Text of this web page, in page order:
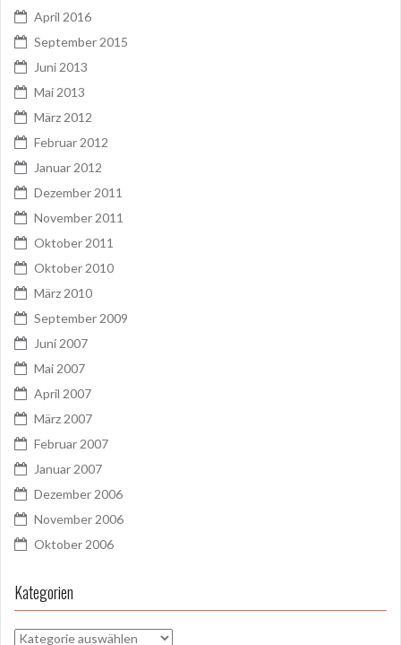
April 2016
September 2015
Juni 2013
Mai 2013
März 2012
Februar 2012
Januar 2012
Dezember 2011
November 2011
Oktober 2011
Oktober 2010
März 2010
September 2009
Juni 2007
Mai 2007
April 2007
März 2007
Februar 2007
Januar 2007
Dezember 2006
November 2006
Oktober 2006
Kategorien
Kategorien